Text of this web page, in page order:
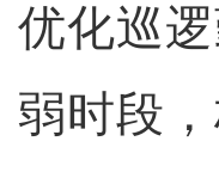
优化巡
弱时段